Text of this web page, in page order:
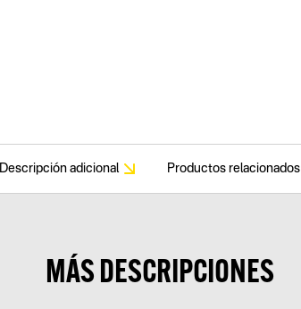
Descripción adicional Productos relacionados
MÁS DESCRIPCIONES